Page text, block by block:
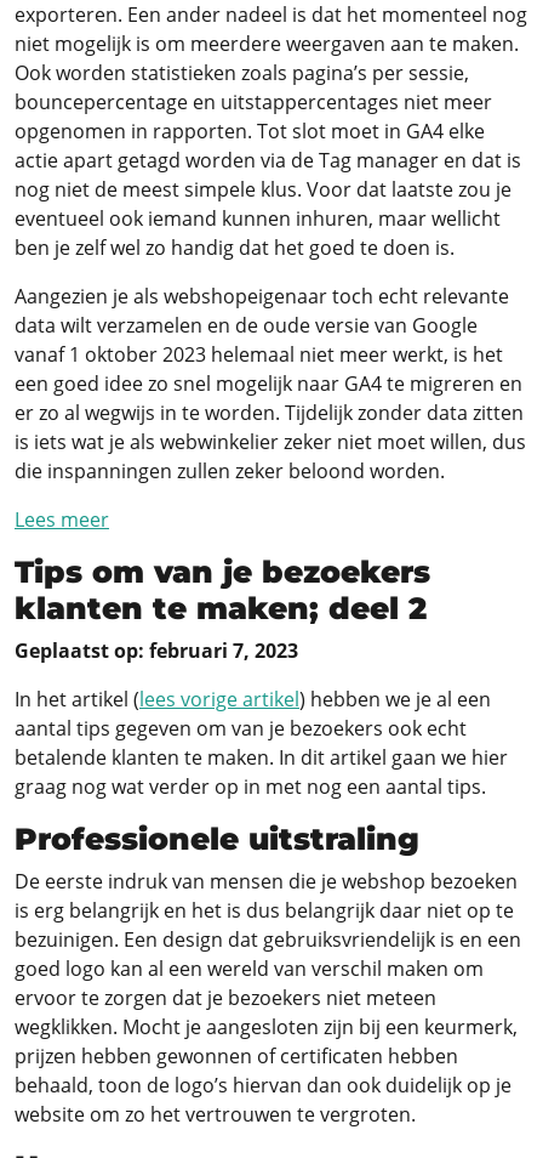
exporteren. Een ander nadeel is dat het momenteel nog
niet mogelijk is om meerdere weergaven aan te maken.
Ook worden statistieken zoals pagina’s per sessie,
bouncepercentage en uitstappercentages niet meer
opgenomen in rapporten. Tot slot moet in GA4 elke
actie apart getagd worden via de Tag manager en dat is
nog niet de meest simpele klus. Voor dat laatste zou je
eventueel ook iemand kunnen inhuren, maar wellicht
ben je zelf wel zo handig dat het goed te doen is.
Aangezien je als webshopeigenaar toch echt relevante
data wilt verzamelen en de oude versie van Google
vanaf 1 oktober 2023 helemaal niet meer werkt, is het
een goed idee zo snel mogelijk naar GA4 te migreren en
er zo al wegwijs in te worden. Tijdelijk zonder data zitten
is iets wat je als webwinkelier zeker niet moet willen, dus
die inspanningen zullen zeker beloond worden.
Lees meer
Tips om van je bezoekers
klanten te maken; deel 2
Geplaatst op: februari 7, 2023
In het artikel (lees vorige artikel) hebben we je al een
aantal tips gegeven om van je bezoekers ook echt
betalende klanten te maken. In dit artikel gaan we hier
graag nog wat verder op in met nog een aantal tips.
Professionele uitstraling
De eerste indruk van mensen die je webshop bezoeken
is erg belangrijk en het is dus belangrijk daar niet op te
bezuinigen. Een design dat gebruiksvriendelijk is en een
goed logo kan al een wereld van verschil maken om
ervoor te zorgen dat je bezoekers niet meteen
wegklikken. Mocht je aangesloten zijn bij een keurmerk,
prijzen hebben gewonnen of certificaten hebben
behaald, toon de logo’s hiervan dan ook duidelijk op je
website om zo het vertrouwen te vergroten.